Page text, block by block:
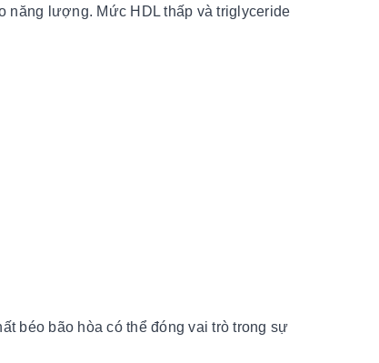
năng lượng. Mức HDL thấp và triglyceride
béo bão hòa có thể đóng vai trò trong sự